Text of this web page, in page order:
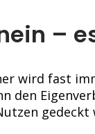
–
wird fast
den
gedeckt